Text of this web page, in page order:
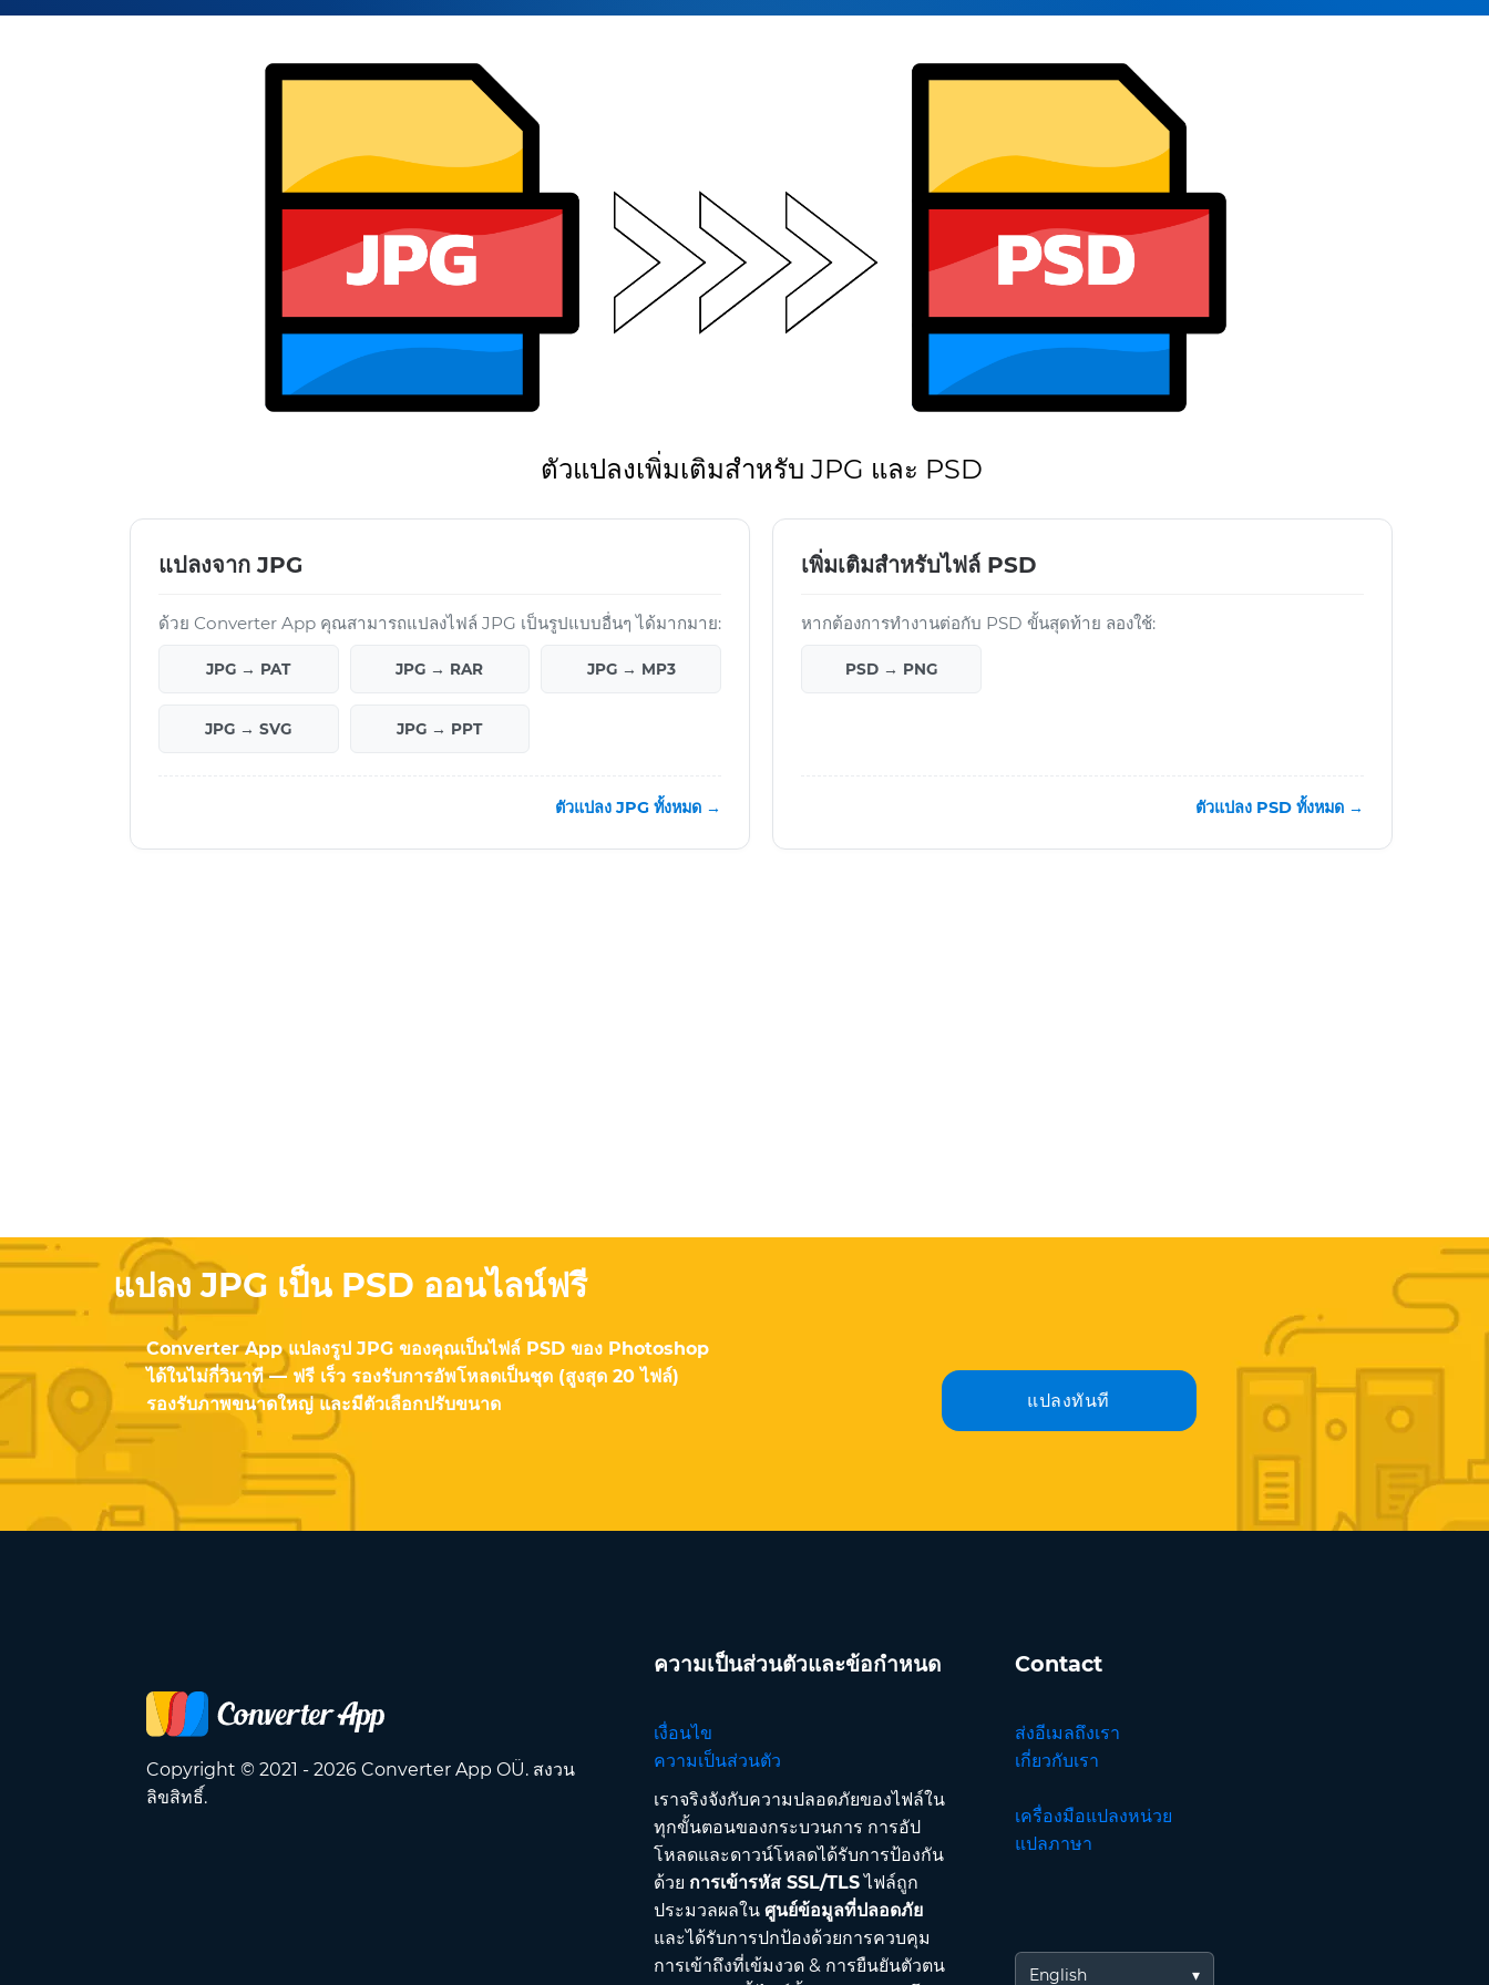
ตัวแปลงเพิ่มเติมสำหรับ JPG และ PSD
แปลงจาก JPG
ด้วย Converter App คุณสามารถแปลงไฟล์ JPG เป็นรูปแบบอื่นๆ ได้มากมาย:
JPG → PAT JPG → RAR JPG → MP3
JPG → SVG JPG → PPT
ตัวแปลง JPG ทั้งหมด →
เพิ่มเติมสำหรับไฟล์ PSD
หากต้องการทำงานต่อกับ PSD ขั้นสุดท้าย ลองใช้:
PSD → PNG
ตัวแปลง PSD ทั้งหมด →
แปลง JPG เป็น PSD ออนไลน์ฟรี
Converter App แปลงรูป JPG ของคุณเป็นไฟล์ PSD ของ Photoshop
ได้ในไม่กี่วินาที — ฟรี เร็ว รองรับการอัพโหลดเป็นชุด (สูงสุด 20 ไฟล์)
รองรับภาพขนาดใหญ่ และมีตัวเลือกปรับขนาด
แปลงทันที
Copyright © 2021 - 2026 Converter App OÜ. สงวน
ลิขสิทธิ์.
ความเป็นส่วนตัวและข้อกำหนด
เงื่อนไข
ความเป็นส่วนตัว
เราจริงจังกับความปลอดภัยของไฟล์ใน
ทุกขั้นตอนของกระบวนการ การอัป
โหลดและดาวน์โหลดได้รับการป้องกัน
ด้วย การเข้ารหัส SSL/TLSไฟล์ถูก
ประมวลผลใน ศูนย์ข้อมูลที่ปลอดภัย
และได้รับการปกป้องด้วยการควบคุม
การเข้าถึงที่เข้มงวด & การยืนยันตัวตน
Contact
ส่งอีเมลถึงเรา
เกี่ยวกับเรา
เครื่องมือแปลงหน่วย
แปลภาษา
English